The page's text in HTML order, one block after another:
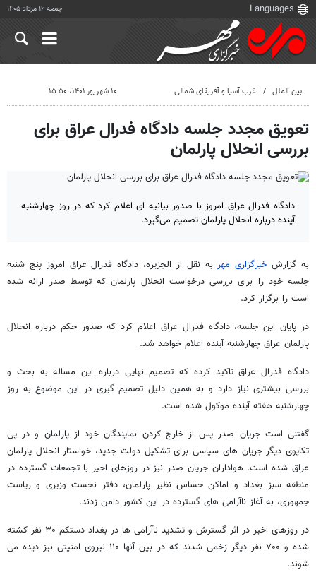
جمعه ۱۶ مرداد ۱۴۰۵
بین الملل غرب آسیا و آفریقای شمالی ۱۰ شهریور ۱۴۰۱، ۱۵:۵۰
تعویق مجدد جلسه دادگاه فدرال عراق برای
بررسی انحلال پارلمان
دادگاه فدرال عراق امروز با صدور بیانیه ای اعلام کرد که در روز چهارشنبه
آینده درباره انحلال پارلمان تصمیم می‌گیرد.
به گزارش خبرگزاری مهربه نقل از الجزیره، دادگاه فدرال عراق امروز پنج شنبه
جلسه خود را برای بررسی درخواست انحلال پارلمان که توسط صدر ارائه شده
است را برگزار کرد.
در پایان این جلسه، دادگاه فدرال عراق اعلام کرد که صدور حکم درباره انحلال
پارلمان عراق چهارشنبه آینده اعلام خواهد شد.
دادگاه فدرال عراق تاکید کرده که تصمیم نهایی درباره این مساله به بحث و
بررسی بیشتری نیاز دارد و به همین دلیل تصمیم گیری در این موضوع به روز
چهارشنبه هفته آینده موکول شده است.
گفتنی است جریان صدر پس از خارج کردن نمایندگان خود از پارلمان و در پی
تکاپوی دیگر جریان های سیاسی برای تشکیل دولت جدید، خواستار انحلال پارلمان
عراق شده است. هواداران جریان صدر نیز در روزهای اخیر با تجمعات گسترده در
منطقه سبز بغداد و اماکن حساس نظیر پارلمان، دفتر نخست وزیری و ریاست
جمهوری، به آغاز ناآرامی های گسترده در این کشور دامن زدند.
در روزهای اخیر در اثر گسترش و تشدید ناآرامی ها در بغداد دستکم ۳۰ نفر کشته
شده و ۷۰۰ نفر دیگر زخمی شدند که در بین آنها ۱۱۰ نیروی امنیتی نیز دیده می
شوند.